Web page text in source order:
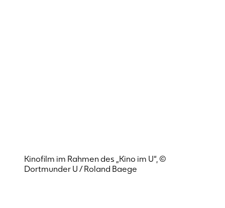
Kinofilm im Rahmen des „Kino im U“, ©
Dortmunder U / Roland Baege